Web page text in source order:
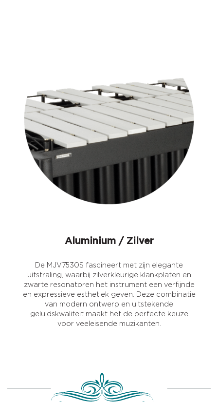
Aluminium / Zilver
De MJV7530S fascineert met zijn elegante
uitstraling, waarbij zilverkleurige klankplaten en
zwarte resonatoren het instrument een verfijnde
en expressieve esthetiek geven. Deze combinatie
van modern ontwerp en uitstekende
geluidskwaliteit maakt het de perfecte keuze
voor veeleisende muzikanten.